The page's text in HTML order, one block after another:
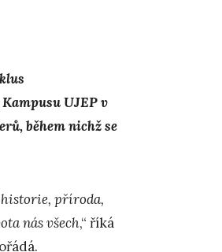
UJEP v
během nichž se
historie, příroda,
nás všech,“ říká